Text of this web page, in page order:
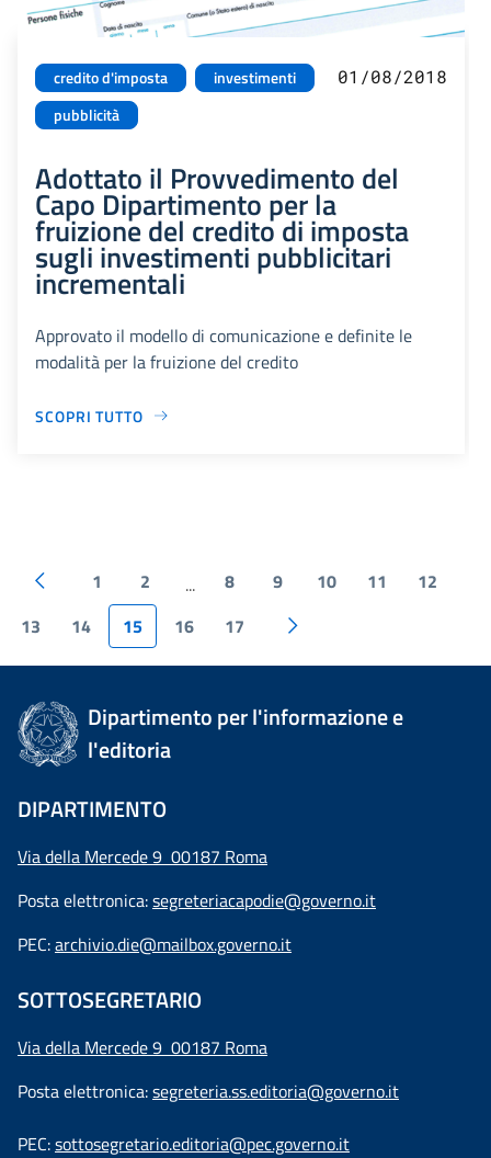
credito d'imposta
investimenti
pubblicità
01/08/2018
Adottato il Provvedimento del
Capo Dipartimento per la
fruizione del credito di imposta
sugli investimenti pubblicitari
incrementali
Approvato il modello di comunicazione e definite le
modalità per la fruizione del credito
SCOPRI TUTTO
1 2 ... 8 9 10 11
12
13
14 15 16 17
Dipartimento per l'informazione e
l'editoria
DIPARTIMENTO
Via della Mercede 9 00187 Roma
Posta elettronica:segreteriacapodie@governo.it
PEC:archivio.die@mailbox.governo.it
SOTTOSEGRETARIO
Via della Mercede 9 00187 Roma
Posta elettronica:segreteria.ss.editoria@governo.it
PEC:sottosegretario.editoria@pec.governo.it